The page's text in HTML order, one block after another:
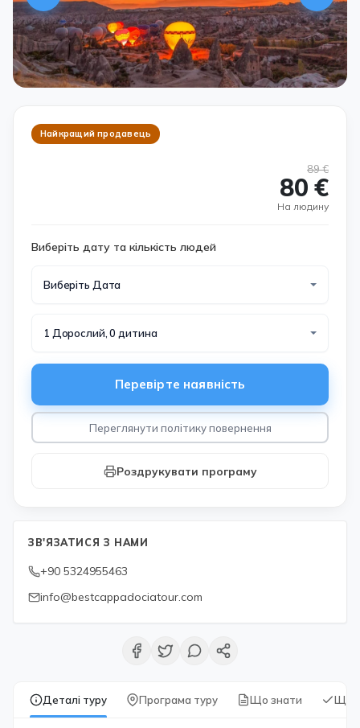
Деталі туру Програма туру Що знати Що
Найкращий продавець
89 €
80 €
На людину
Виберіть дату та кількість людей
Виберіть Дата
1 Дорослий, 0 дитина
Перевірте наявність
Переглянути політику повернення
Роздрукувати програму
ЗВ'ЯЗАТИСЯ З НАМИ
+90 5324955463
info@bestcappadociatour.com